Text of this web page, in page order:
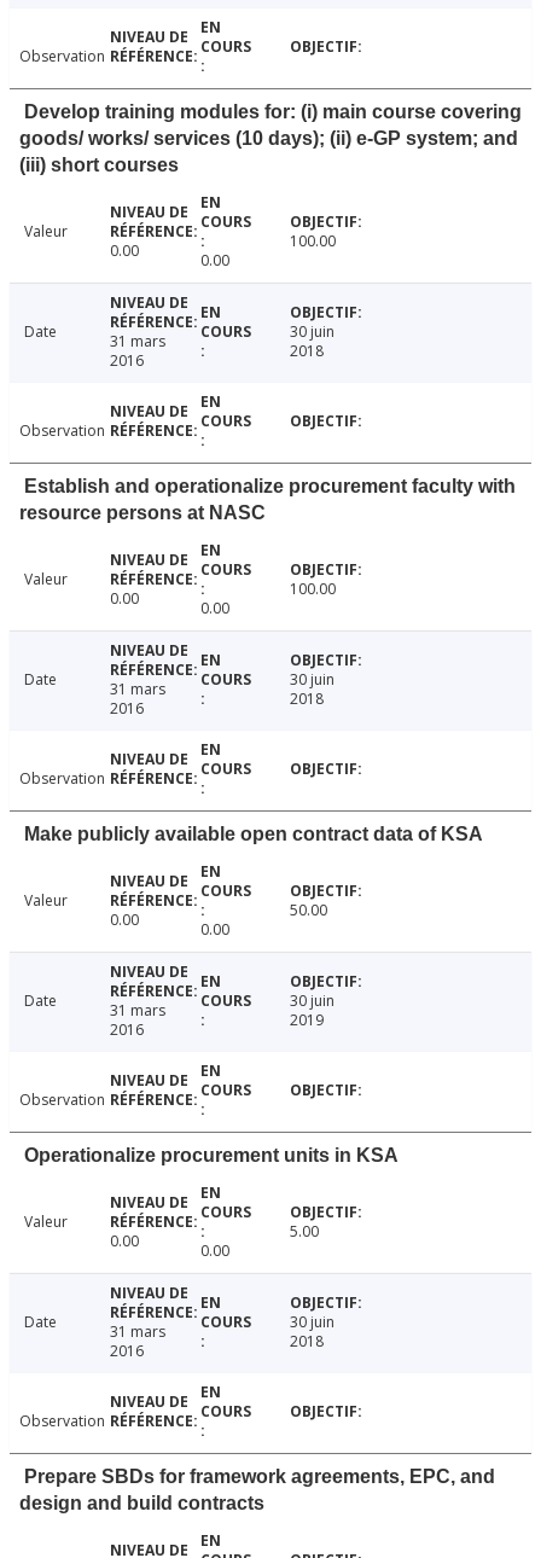
Observation
Develop training modules for: (i) main course covering
goods/ works/ services (10 days); (ii) e-GP system; and
(iii) short courses
Valeur
0.00
0.00
100.00
Date
31 mars
2016
30 juin
2018
Observation
Establish and operationalize procurement faculty with
resource persons at NASC
Valeur
0.00
0.00
100.00
Date
31 mars
2016
30 juin
2018
Observation
Make publicly available open contract data of KSA
Valeur
0.00
0.00
50.00
Date
31 mars
2016
30 juin
2019
Observation
Operationalize procurement units in KSA
Valeur
0.00
0.00
5.00
Date
31 mars
2016
30 juin
2018
Observation
Prepare SBDs for framework agreements, EPC, and
design and build contracts